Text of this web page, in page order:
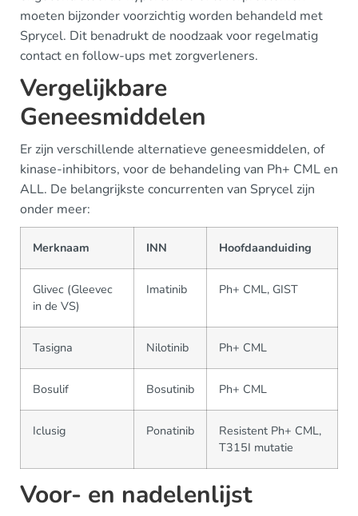
moeten bijzonder voorzichtig worden behandeld met
Sprycel. Dit benadrukt de noodzaak voor regelmatig
contact en follow-ups met zorgverleners.
Vergelijkbare
Geneesmiddelen
Er zijn verschillende alternatieve geneesmiddelen, of
kinase-inhibitors, voor de behandeling van Ph+ CML en
ALL. De belangrijkste concurrenten van Sprycel zijn
onder meer:
Merknaam INN Hoofdaanduiding
Glivec (Gleevec
in de VS)
Imatinib Ph+ CML, GIST
Tasigna Nilotinib Ph+ CML
Bosulif Bosutinib Ph+ CML
Iclusig Ponatinib
Resistent Ph+ CML,
T315I mutatie
Voor- en nadelenlijst